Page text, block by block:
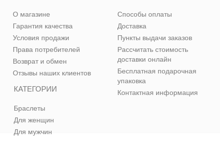
КАТЕГОРИИ
Браслеты
Для женщин
Для мужчин
О магазине
Гарантия качества
Условия продажи
Права потребителей
Возврат и обмен
Отзывы наших клиентов
Способы оплаты
Доставка
Пункты выдачи заказов
Рассчитать стоимость
доставки онлайн
Бесплатная подарочная
упаковка
Контактная информация